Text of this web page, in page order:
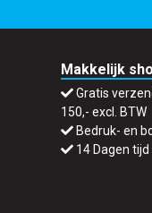
Makkelijk
Gratis
150,- excl. BTW
Bedruk- en
14 Dagen